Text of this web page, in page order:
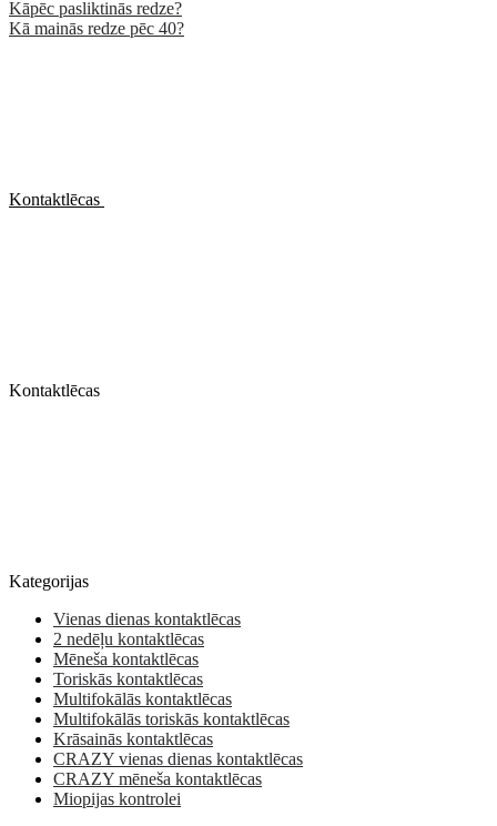
Kāpēc pasliktinās redze?
Kā mainās redze pēc 40?
Kontaktlēcas
Kontaktlēcas
Kategorijas
Vienas dienas kontaktlēcas
2 nedēļu kontaktlēcas
Mēneša kontaktlēcas
Toriskās kontaktlēcas
Multifokālās kontaktlēcas
Multifokālās toriskās kontaktlēcas
Krāsainās kontaktlēcas
CRAZY vienas dienas kontaktlēcas
CRAZY mēneša kontaktlēcas
Miopijas kontrolei